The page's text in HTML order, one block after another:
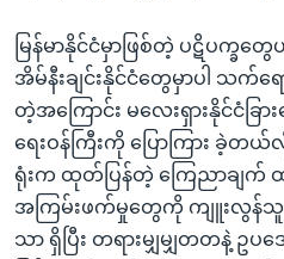
မြန်မာနိုင်ငံမှာဖြစ်တဲ့ ပဋိပက္ခတွ
အိမ်နီးချင်းနိုင်ငံတွေမှာပါ သက်ရ
တဲ့အကြောင်း မလေးရှားနိုင်ငံခြား
ရေးဝန်ကြီးကို ပြောကြား ခဲ့တ
ရုံးက ထုတ်ပြန်တဲ့ ကြေညာချက် ထဲ
အကြမ်းဖက်မှုတွေကို ကျူးလွန်
သာ ရှိပြီး တရားမျှမျှတတနဲ့ ဥပ